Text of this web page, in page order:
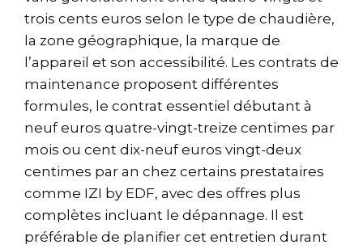
trois cents euros selon le type de chaudière,
la zone géographique, la marque de
l’appareil et son accessibilité. Les contrats de
maintenance proposent différentes
formules, le contrat essentiel débutant à
neuf euros quatre-vingt-treize centimes par
mois ou cent dix-neuf euros vingt-deux
centimes par an chez certains prestataires
comme IZI by EDF, avec des offres plus
complètes incluant le dépannage. Il est
préférable de planifier cet entretien durant